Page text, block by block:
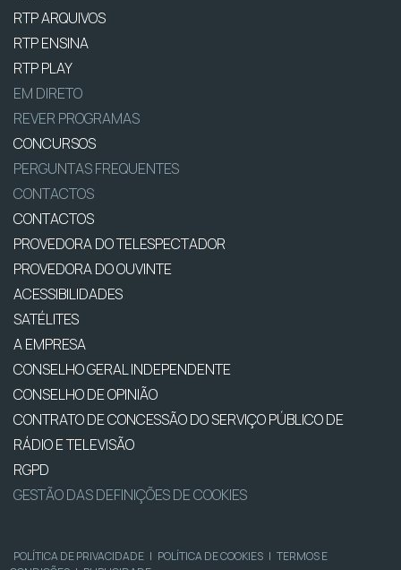
RTP ARQUIVOS
RTP ENSINA
RTP PLAY
EM DIRETO
REVER PROGRAMAS
CONCURSOS
PERGUNTAS FREQUENTES
CONTACTOS
CONTACTOS
PROVEDORA DO TELESPECTADOR
PROVEDORA DO OUVINTE
ACESSIBILIDADES
SATÉLITES
A EMPRESA
CONSELHO GERAL INDEPENDENTE
CONSELHO DE OPINIÃO
CONTRATO DE CONCESSÃO DO SERVIÇO PÚBLICO DE
RÁDIO E TELEVISÃO
RGPD
GESTÃO DAS DEFINIÇÕES DE COOKIES
POLÍTICA DE PRIVACIDADE | POLÍTICA DE COOKIES | TERMOS E